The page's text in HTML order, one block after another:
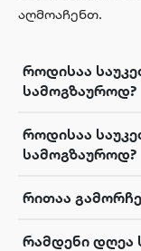
აღმოაჩენთ.
როდისაა
სამოგზაუროდ?
როდისაა
სამოგზაუროდ?
რითაა
რამდენი დღეა